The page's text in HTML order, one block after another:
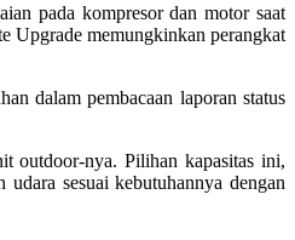
pada kompresor dan motor saat
Upgrade memungkinkan perangkat
dalam pembacaan laporan status
outdoor-nya. Pilihan kapasitas ini,
sesuai kebutuhannya dengan